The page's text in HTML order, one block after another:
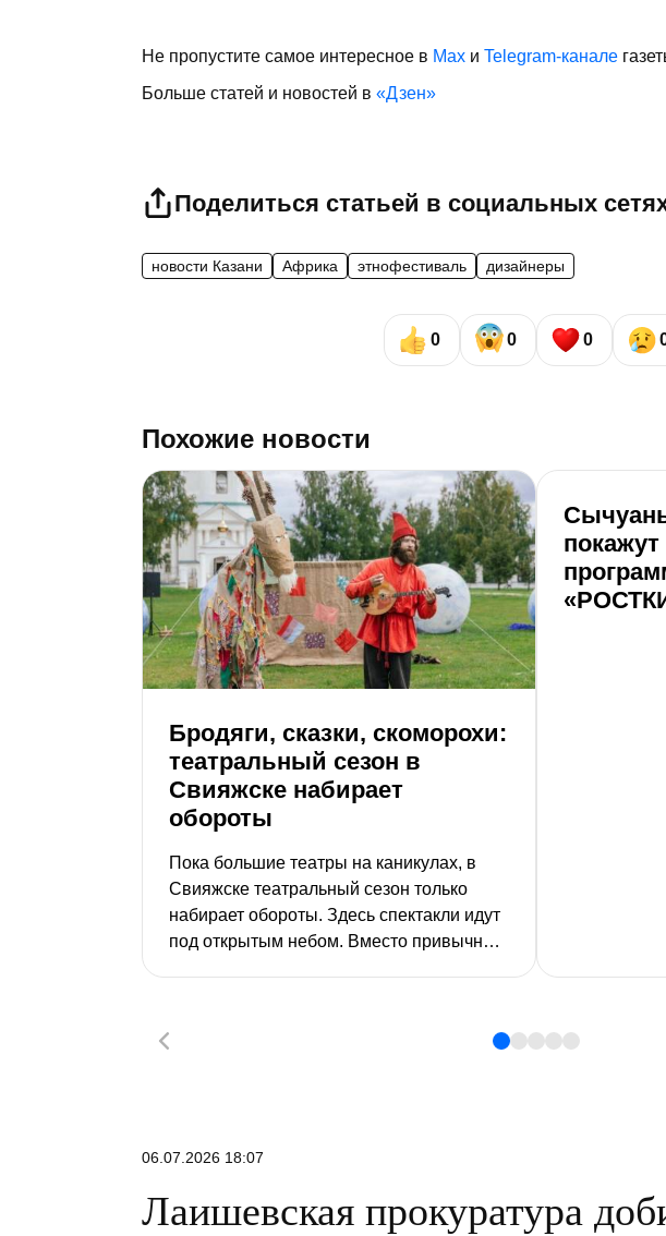
Не пропустите самое интересное в Max и Telegram-канале
Больше статей и новостей в «Дзен»
Поделиться статьей в социальных
новости Казани Африка этнофестиваль дизайнеры
0 0 0
Похожие новости
Бродяги, сказки, скоморохи:
театральный сезон в
Свияжске набирает
обороты
Пока большие театры на каникулах, в
Свияжске театральный сезон только
набирает обороты. Здесь спектакли идут
под открытым небом. Вместо привычных
06.07.2026 18:07
Лаишевская прокуратура